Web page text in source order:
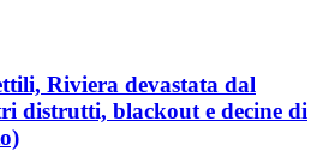
Riviera devastata dal
distrutti, blackout e decine di